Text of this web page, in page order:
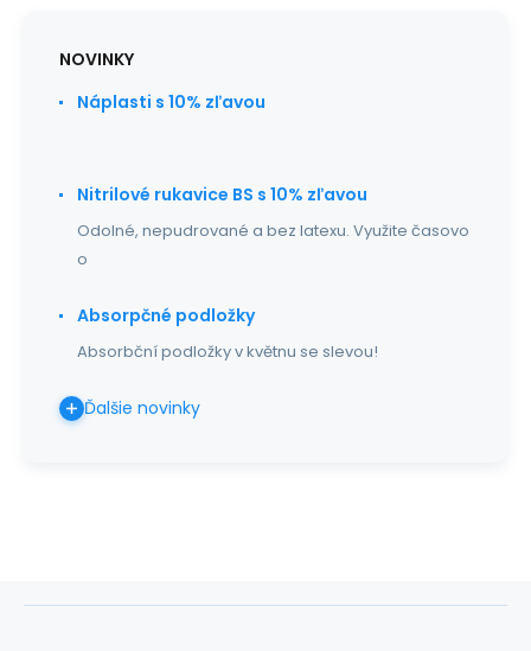
NOVINKY
Náplasti s 10% zľavou
Nitrilové rukavice BS s 10% zľavou
Odolné, nepudrované a bez latexu. Využite časovo
o
Absorpčné podložky
Absorbční podložky v květnu se slevou!
Ďalšie novinky